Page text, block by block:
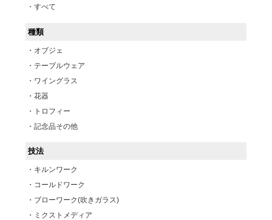
すべて
種類
オブジェ
テーブルウェア
ワイングラス
花器
トロフィー
記念品その他
技法
キルンワーク
コールドワーク
ブローワーク(吹きガラス)
ミクストメディア